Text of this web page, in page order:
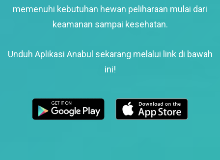
memenuhi kebutuhan hewan peliharaan mulai dari
keamanan sampai kesehatan.
Unduh Aplikasi Anabul sekarang melalui link di bawah
ini!